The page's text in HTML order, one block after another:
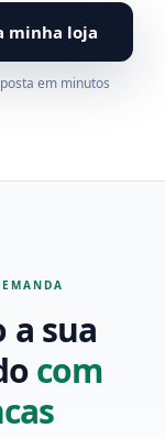
minha loja
em minutos
a sua
com